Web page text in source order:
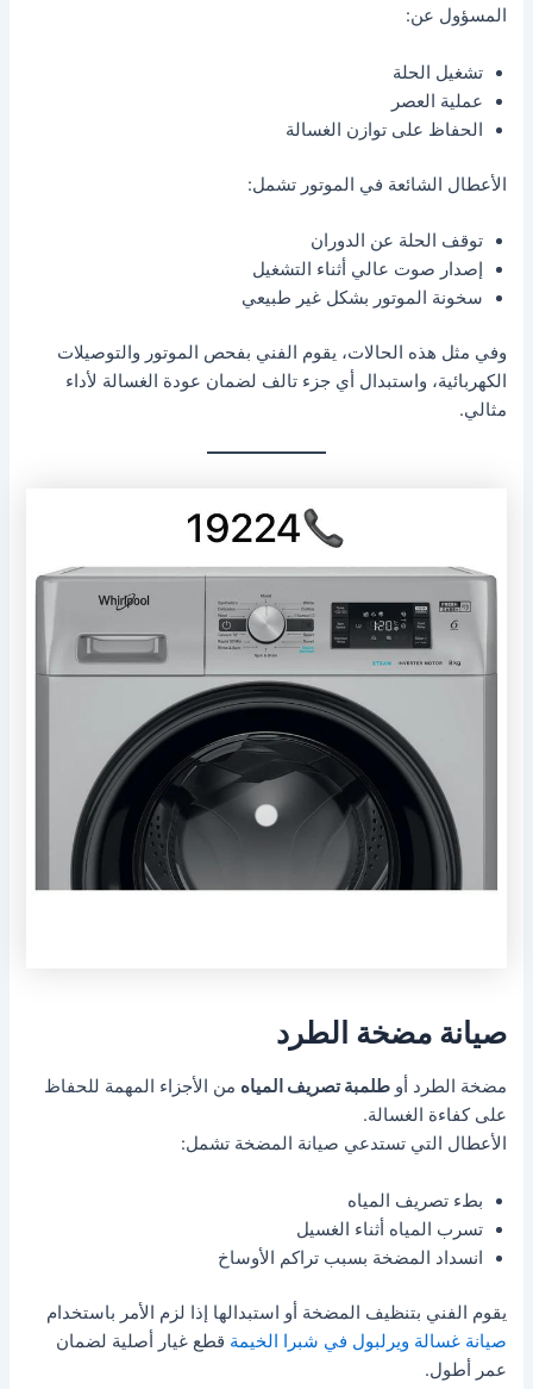
المسؤول عن:
تشغيل الحلة
عملية العصر
الحفاظ على توازن الغسالة
الأعطال الشائعة في الموتور تشمل:
توقف الحلة عن الدوران
إصدار صوت عالي أثناء التشغيل
سخونة الموتور بشكل غير طبيعي
وفي مثل هذه الحالات، يقوم الفني بفحص الموتور والتوصيلات
الكهربائية، واستبدال أي جزء تالف لضمان عودة الغسالة لأداء
مثالي.
صيانة مضخة الطرد
مضخة الطرد أوطلمبة تصريف المياه من الأجزاء المهمة للحفاظ
على كفاءة الغسالة.
الأعطال التي تستدعي صيانة المضخة تشمل:
بطء تصريف المياه
تسرب المياه أثناء الغسيل
انسداد المضخة بسبب تراكم الأوساخ
يقوم الفني بتنظيف المضخة أو استبدالها إذا لزم الأمر باستخدام
صيانة غسالة ويرلبول في شبرا الخيمة قطع غيار أصلية لضمان
عمر أطول.